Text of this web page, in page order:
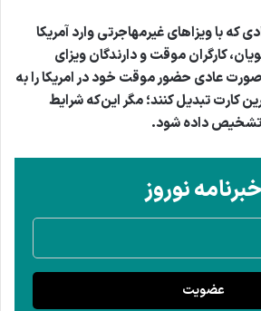
که با ویزاهای غیرمهاجرتی وارد آمریکا
کارگران موقت و دارندگان ویزای
عادی حضور موقت خود در امریکا را به
کارت تبدیل کنند؛ مگر این‌که شرایط
تشخیص داده شود.
خبرنامه نوروز
عضویت